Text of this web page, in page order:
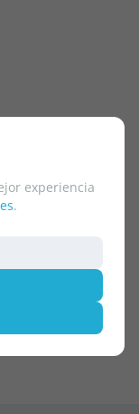
experiencia
.